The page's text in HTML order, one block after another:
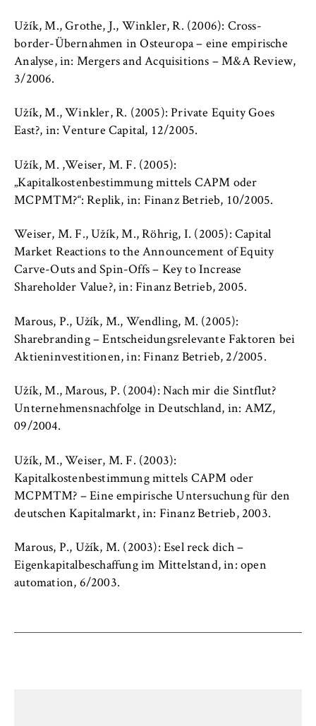
Užík, M., Grothe, J., Winkler, R. (2006): Cross-
border-Übernahmen in Osteuropa – eine empirische
Analyse, in: Mergers and Acquisitions – M&A Review,
3/2006.
Užík, M., Winkler, R. (2005): Private Equity Goes
East?, in: Venture Capital, 12/2005.
Užík, M. ,Weiser, M. F. (2005):
„Kapitalkostenbestimmung mittels CAPM oder
MCPMTM?“: Replik, in: Finanz Betrieb, 10/2005.
Weiser, M. F., Užík, M., Röhrig, I. (2005): Capital
Market Reactions to the Announcement of Equity
Carve-Outs and Spin-Offs – Key to Increase
Shareholder Value?, in: Finanz Betrieb, 2005.
Marous, P., Užík, M., Wendling, M. (2005):
Sharebranding – Entscheidungsrelevante Faktoren bei
Aktieninvestitionen, in: Finanz Betrieb, 2/2005.
Užík, M., Marous, P. (2004): Nach mir die Sintflut?
Unternehmensnachfolge in Deutschland, in: AMZ,
09/2004.
Užík, M., Weiser, M. F. (2003):
Kapitalkostenbestimmung mittels CAPM oder
MCPMTM? – Eine empirische Untersuchung für den
deutschen Kapitalmarkt, in: Finanz Betrieb, 2003.
Marous, P., Užík, M. (2003): Esel reck dich –
Eigenkapitalbeschaffung im Mittelstand, in: open
automation, 6/2003.